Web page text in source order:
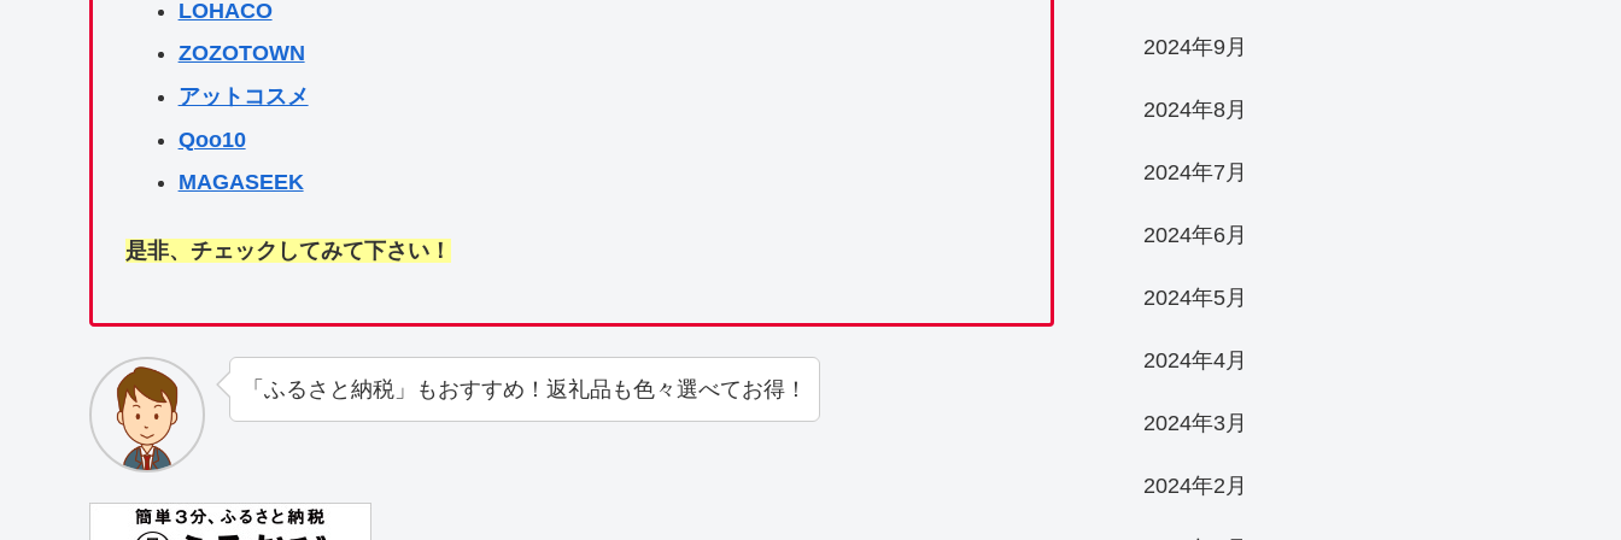
LOHACO
ZOZOTOWN
アットコスメ
Qoo10
MAGASEEK
是非、チェックしてみて下さい！
「ふるさと納税」もおすすめ！返礼品も色々選べてお得！
2024年9月
2024年8月
2024年7月
2024年6月
2024年5月
2024年4月
2024年3月
2024年2月